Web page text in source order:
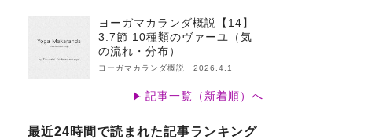
ヨーガマカランダ概説【14】
3.7節 10種類のヴァーユ（気
の流れ・分布）
ヨーガマカランダ概説 2026.4.1
記事一覧（新着順）へ
最近24時間で読まれた記事ランキング